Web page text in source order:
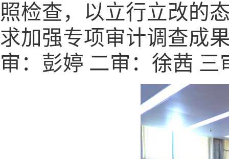
照检查，以立行立改的
求加强专项审计调查成
审：彭婷 二审：徐茜 三